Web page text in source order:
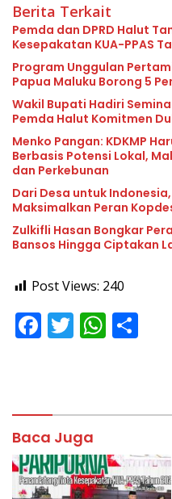
Berita Terkait
Pemda dan DPRD Halut
Kesepakatan KUA-PPAS
Program Unggulan
Papua Maluku Borong 5
Wakil Bupati Hadiri
Pemda Halut Komitmen
Menko Pangan: KDKMP
Berbasis Potensi Lokal,
dan Perkebunan
Dari Desa untuk
Maksimalkan Peran
Zulkifli Hasan Bongkar
Bansos Hingga Ciptakan
Post Views: 240
F
o
o
k
T W
p
p
Baca Juga